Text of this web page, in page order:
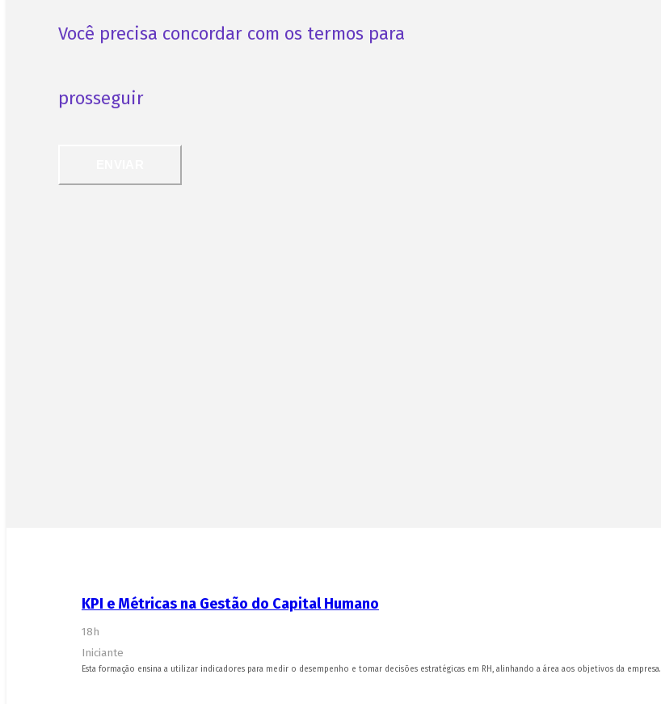
Você precisa concordar com os termos para
prosseguir
KPI e Métricas na Gestão do Capital Humano
18h
Iniciante
Esta formação ensina a utilizar indicadores para medir o desempenho e tomar decisões estratégicas em RH, alinhando a área aos objetivos da empresa.
Formação Profissional
Formação Online
People Development Design